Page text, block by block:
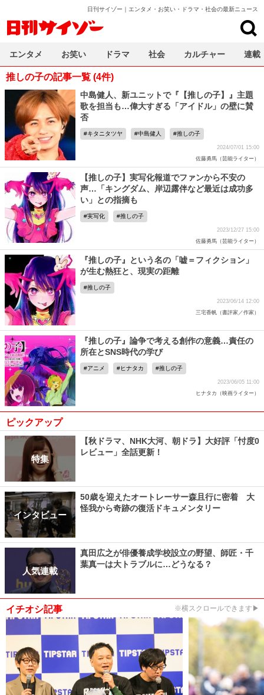
日刊サイゾー｜エンタメ・お笑い・ドラマ・社会の最新ニュース
推しの子の記事一覧 (4件)
中島健人、新ユニットで『【推しの子】』主題
歌を担当も…偉大すぎる「アイドル」の壁に賛
否
キタニタツヤ 中島健人 推しの子
2024/07/01 15:00
佐藤勇馬（芸能ライター）
【推しの子】実写化報道でファンから不安の
声…「キングダム、岸辺露伴など最近は成功多
い」との指摘も
実写化 推しの子
2023/12/27 15:00
佐藤勇馬（芸能ライター）
『推しの子』という名の「嘘＝フィクション」
が生む熱狂と、現実の距離
推しの子
2023/06/14 12:00
三宅香帆（書評家／作家）
『推しの子』論争で考える創作の意義…責任の
所在とSNS時代の学び
アニメ ヒナタカ 推しの子
2023/06/05 11:00
ヒナタカ（映画ライター）
ピックアップ
特集
【秋ドラマ、NHK大河、朝ドラ】大好評「忖度0
レビュー」全話更新！
インタビュー
50歳を迎えたオートレーサー森且行に密着 大
怪我から奇跡の復活ドキュメンタリー
人気連載
真田広之が俳優養成学校設立の野望、師匠・千
葉真一は大トラブルに…どうなる？
イチオシ記事 ※横スクロールできます▶
エンタメ お笑い ドラマ 社会 カルチャー 連載